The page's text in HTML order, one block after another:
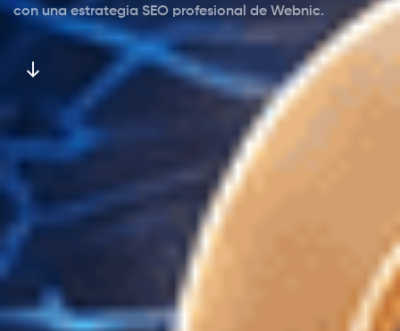
con una estrategia SEO profesional de Webnic.